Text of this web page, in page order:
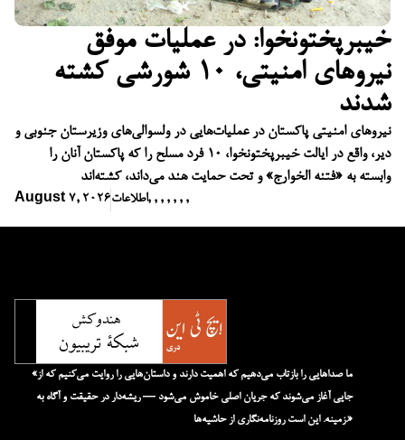
خیبرپختونخوا: در عملیات موفق
نیروهای امنیتی، ۱۰ شورشی کشته
شدند
نیروهای امنیتی پاکستان در عملیات‌هایی در ولسوالی‌های وزیرستان جنوبی و
دیر، واقع در ایالت خیبرپختونخوا، ۱۰ فرد مسلح را که پاکستان آنان را
وابسته به «فتنه الخوارج» و تحت حمایت هند می‌داند، کشته‌اند
August 7, 2026اطلاعات, , , , , , ,
«ما صداهایی را بازتاب می‌دهیم که اهمیت دارند و داستان‌هایی را روایت می‌کنیم که از
جایی آغاز می‌شوند که جریان اصلی خاموش می‌شود — ریشه‌دار در حقیقت و آگاه به
زمینه. این است روزنامه‌نگاری از حاشیه‌ها.»